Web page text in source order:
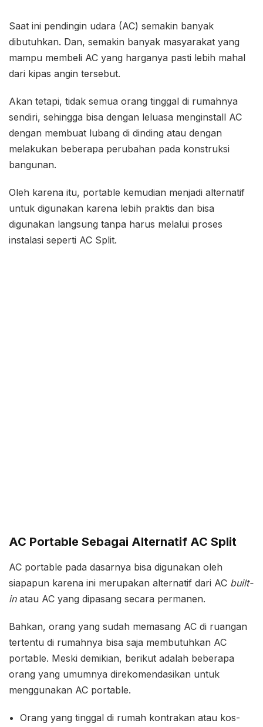
Saat ini pendingin udara (AC) semakin banyak
dibutuhkan. Dan, semakin banyak masyarakat yang
mampu membeli AC yang harganya pasti lebih mahal
dari kipas angin tersebut.
Akan tetapi, tidak semua orang tinggal di rumahnya
sendiri, sehingga bisa dengan leluasa menginstall AC
dengan membuat lubang di dinding atau dengan
melakukan beberapa perubahan pada konstruksi
bangunan.
Oleh karena itu, portable kemudian menjadi alternatif
untuk digunakan karena lebih praktis dan bisa
digunakan langsung tanpa harus melalui proses
instalasi seperti AC Split.
AC Portable Sebagai Alternatif AC Split
AC portable pada dasarnya bisa digunakan oleh
siapapun karena ini merupakan alternatif dari AC built-
inatau AC yang dipasang secara permanen.
Bahkan, orang yang sudah memasang AC di ruangan
tertentu di rumahnya bisa saja membutuhkan AC
portable. Meski demikian, berikut adalah beberapa
orang yang umumnya direkomendasikan untuk
menggunakan AC portable.
Orang yang tinggal di rumah kontrakan atau kos-